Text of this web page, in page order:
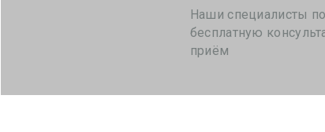
Наши специалисты
бесплатную
приём